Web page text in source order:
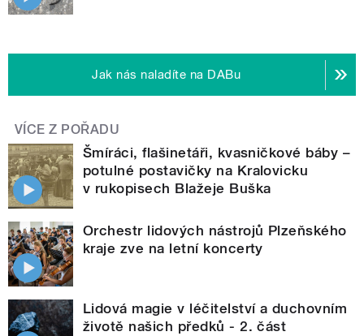
Jak nás naladíte na DABu
VÍCE Z POŘADU
Šmíráci, flašinetáři, kvasničkové báby –
potulné postavičky na Kralovicku
v rukopisech Blažeje Buška
Orchestr lidových nástrojů Plzeňského
kraje zve na letní koncerty
Lidová magie v léčitelství a duchovním
životě našich předků - 2. část